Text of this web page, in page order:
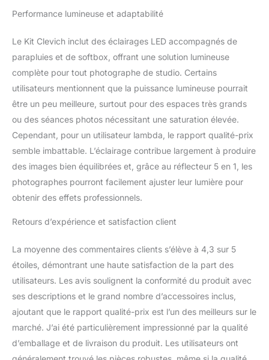
d'éclairage softbox pour
une lumière uniforme et
diffuse en dirigeant la
lumière à travers une
aluminisé et en agissant
comme un réflecteur
efficace. Pour des
besoins
supplémentaires, le
réflecteur et le support
de lampe inclus dans
l'ensemble sont
également disponibles.
photo】: 2,6 x 3 m de
3 m de fond (vert, blanc,
support x2 + douille
d'ampoule avec abat-
jour x2 + réflecteur 60
cm x5 + douille
d'ampoule x2 + ampoule
LED x4 + Clip de fond
x4+ Sac de sable x2 +
Performance lumineuse et adaptabilité
Le Kit Clevich inclut des éclairages LED accompagnés de
parapluies et de softbox, offrant une solution lumineuse
complète pour tout photographe de studio. Certains
utilisateurs mentionnent que la puissance lumineuse pourrait
être un peu meilleure, surtout pour des espaces très grands
ou des séances photos nécessitant une saturation élevée.
Cependant, pour un utilisateur lambda, le rapport qualité-prix
semble imbattable. L’éclairage contribue largement à produire
des images bien équilibrées et, grâce au réflecteur 5 en 1, les
photographes pourront facilement ajuster leur lumière pour
obtenir des effets professionnels.
Retours d’expérience et satisfaction client
La moyenne des commentaires clients s’élève à 4,3 sur 5
étoiles, démontrant une haute satisfaction de la part des
utilisateurs. Les avis soulignent la conformité du produit avec
ses descriptions et le grand nombre d’accessoires inclus,
ajoutant que le rapport qualité-prix est l’un des meilleurs sur le
marché. J’ai été particulièrement impressionné par la qualité
d’emballage et de livraison du produit. Les utilisateurs ont